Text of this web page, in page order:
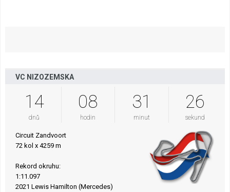
VC NIZOZEMSKA
14
dnů
08
hodin
31
minut
26
sekund
Circuit Zandvoort
72 kol x 4259 m
Rekord okruhu:
1:11.097
2021 Lewis Hamilton (Mercedes)